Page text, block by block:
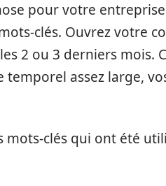
pour votre
clés. Ouvrez votre
2 ou 3 derniers mois.
temporel assez large,
mots-clés qui ont été